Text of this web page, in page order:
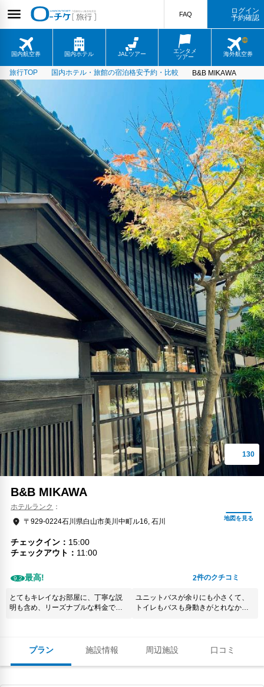
国内航空券 国内ホテル JALツアー
エンタメ
ツアー
海外航空券
FAQ
ログイン
予約確認
旅行TOP 国内ホテル・旅館の宿泊格安予約・比較 B&B MIKAWA
プラン 施設情報 周辺施設 口コミ
B&B MIKAWA
ホテルランク
〒929-0224石川県白山市美川中町ル16, 石川
チェックイン
15:00
チェックアウト
11:00
9.2 最高! 2件のクチコミ
とてもキレイなお部屋に、丁寧な説
明も含め、リーズナブルな料金で、
で、システム？の改善していただけ
す。 全体的に、本当にありがとうご
ユニットバスが余りにも小さくて、
トイレもバスも身動きがとれなかっ